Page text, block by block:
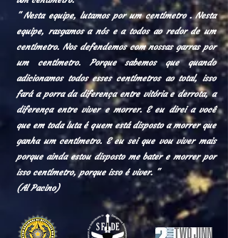
" Nesta equipe, lutamos por um centímetro . Nesta
equipe, rasgamos a nós e a todos ao redor de um
centímetro. Nos defendemos com nossas garras por
um centímetro. Porque sabemos que quando
adicionamos todos esses centímetros ao total, isso
fará a porra da diferença entre vitória e derrota, a
diferença entre viver e morrer. E eu direi a você
que em toda luta é quem está disposto a morrer que
ganha um centímetro. E eu sei que vou viver mais
porque ainda estou disposto me bater e morrer por
isso centímetro, porque isso é viver. "
(Al Pacino)